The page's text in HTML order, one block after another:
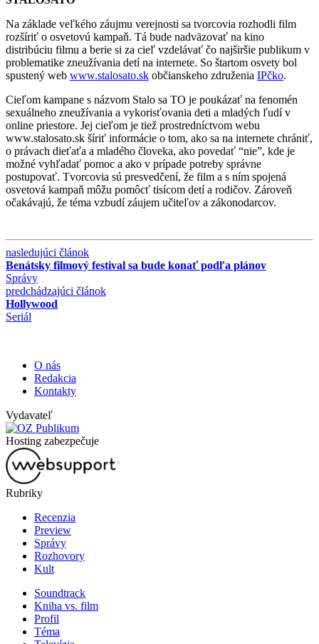
Na základe veľkého záujmu verejnosti sa tvorcovia rozhodli film
rozšíriť o osvetovú kampaň. Tá bude nadväzovať na kino
distribúciu filmu a berie si za cieľ vzdelávať čo najširšie publikum v
problematike zneužívania detí na internete. So štartom osvety bol
spustený web www.stalosato.sk občianskeho združenia IPčko.
Cieľom kampane s názvom Stalo sa TO je poukázať na fenomén
sexuálneho zneužívania a vykorisťovania deti a mladých ľudí v
online priestore. Jej cieľom je tiež prostredníctvom webu
www.stalosato.sk šíriť informácie o tom, ako sa na internete chrániť,
o právach dieťaťa a mladého človeka, ako povedať “nie”, kde je
možné vyhľadať pomoc a ako v prípade potreby správne
postupovať. Tvorcovia sú presvedčení, že film a s ním spojená
osvetová kampaň môžu pomôcť tisícom detí a rodičov. Zároveň
očakávajú, že téma vzbudí záujem učiteľov a zákonodarcov.
nasledujúci článok
Benátsky filmový festival sa bude konať podľa plánov
Správy
predchádzajúci článok
Hollywood
Seriál
O nás
Redakcia
Kontakty
Vydavateľ
Hosting zabezpečuje
Rubriky
Recenzia
Preview
Správy
Rozhovory
Kult
Soundtrack
Kniha vs. film
Profil
Téma